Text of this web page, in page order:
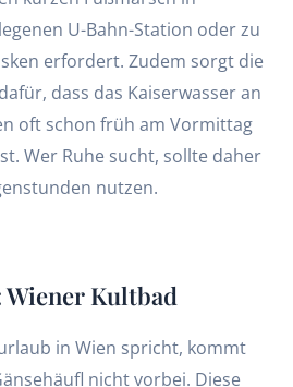
U-Bahn-Station oder zu
erfordert. Zudem sorgt die
dass das Kaiserwasser an
oft schon früh am Vormittag
Wer Ruhe sucht, sollte daher
nutzen.
Wiener Kultbad
in Wien spricht, kommt
nicht vorbei. Diese